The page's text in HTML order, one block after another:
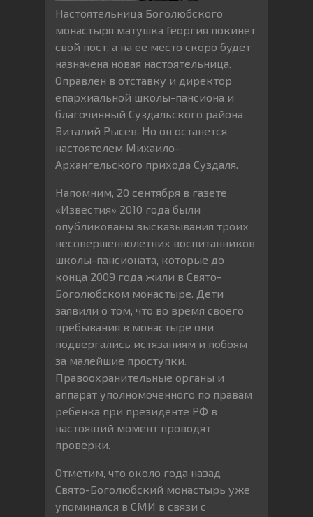
Настоятельница Боголюбского
монастыря матушка Георгия покинет
свой пост, а на ее место скоро будет
назначена новая настоятельница.
Оправлен в отставку и директор
епархиальной школы-пансиона и
благочинный Суздальского района
Виталий Рысев. Но он останется
настоятелем Михаило-
Архангельского прихода Суздаля.
Напомним, 20 сентября в газете
«Известия» 2010 года были
опубликованы высказывания троих
несовершеннолетних воспитанников
школы-пансионата, которые до
конца 2009 года жили в Свято-
Боголюбском монастыре. Дети
заявили о том, что во время своего
пребывания в монастыре они
подвергались истязаниям и побоям
за малейшие проступки.
Правоохранительные органы и
аппарат уполномоченного по правам
ребенка при президенте РФ в
настоящий момент проводят
проверки.
Отметим, что около года назад
Свято-Боголюбский монастырь уже
упоминался в СМИ в связи с